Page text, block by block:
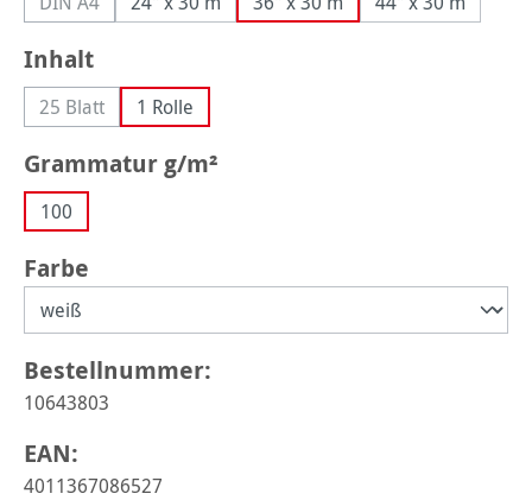
(Diese Option ist zurzeit nicht verfügbar.)
Inhaltauswählen
25 Blatt(Diese Option ist zurzeit nicht verfügbar.)
1 Rolle
Grammatur g/m²
100
Farbe
Bestellnummer:
10643803
EAN:
4011367086527